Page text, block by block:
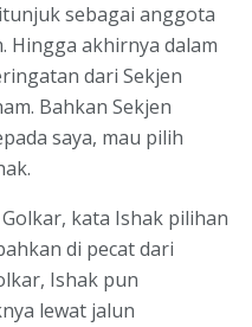
sebagai anggota
Hingga akhirnya dalam
dari Sekjen
Bahkan Sekjen
saya, mau pilih
kata Ishak pilihan
di pecat dari
Ishak pun
lewat jalun